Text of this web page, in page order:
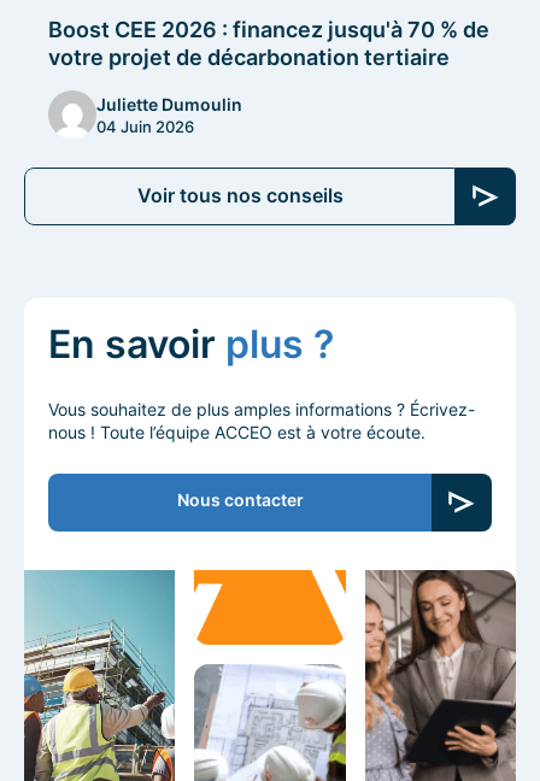
Boost CEE 2026 : financez jusqu'à 70 % de
votre projet de décarbonation tertiaire
Juliette Dumoulin
04 Juin 2026
Voir tous nos conseils
En savoir plus ?
Vous souhaitez de plus amples informations ? Écrivez-
nous ! Toute l’équipe ACCEO est à votre écoute.
Nous contacter